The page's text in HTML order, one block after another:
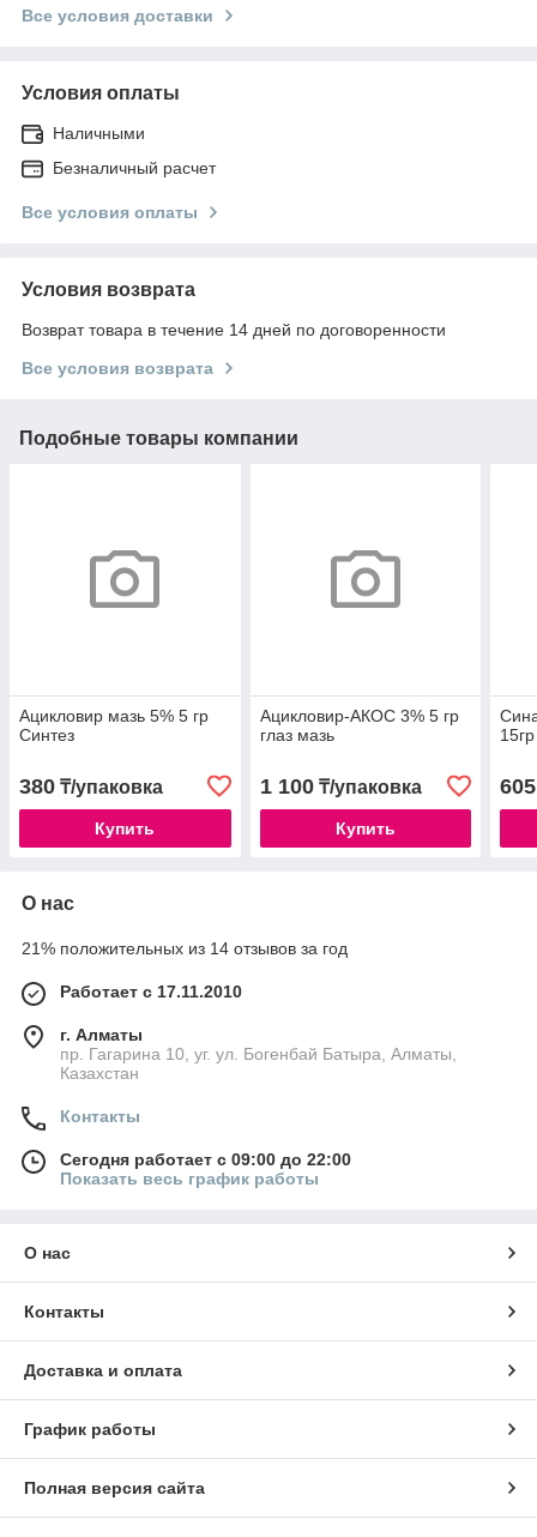
Все условия доставки
Условия оплаты
Наличными
Безналичный расчет
Все условия оплаты
Условия возврата
Возврат товара в течение 14 дней по договоренности
Все условия возврата
Подобные товары компании
Ацикловир мазь 5% 5 гр
Синтез
380 ₸/упаковка
Купить
Ацикловир-АКОС 3% 5 гр
глаз мазь
1 100₸/упаковка
Купить
605
О нас
21% положительных из 14 отзывов за год
Работает с 17.11.2010
г. Алматы
пр. Гагарина 10, уг. ул. Богенбай Батыра, Алматы,
Казахстан
Контакты
Сегодня работает с 09:00 до 22:00
Показать весь график работы
О нас
Контакты
Доставка и оплата
График работы
Полная версия сайта